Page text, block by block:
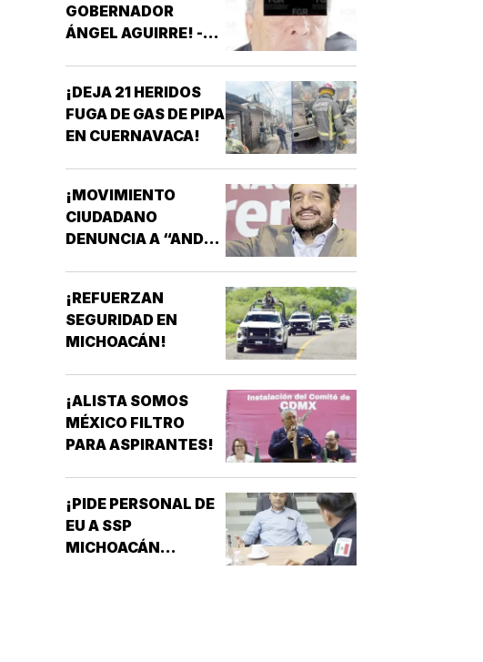
GOBERNADOR
ÁNGEL AGUIRRE! -
¡DEJA 21 HERIDOS
FUGA DE GAS DE PIPA
EN CUERNAVACA!
¡MOVIMIENTO
CIUDADANO
DENUNCIA A “ANDY”
¡REFUERZAN
SEGURIDAD EN
MICHOACÁN!
¡ALISTA SOMOS
MÉXICO FILTRO
PARA ASPIRANTES!
¡PIDE PERSONAL DE
EU A SSP
MICHOACÁN